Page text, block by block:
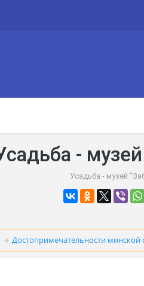
-
Усадьба - музей
Достопримечательности минской